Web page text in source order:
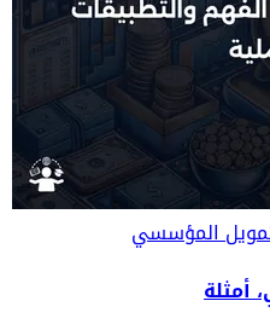
المؤسسي
أمثلة